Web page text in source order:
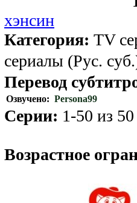
хэнсин
Категория: TV
сериалы (Рус.
Перевод
Озвучено: Persona99
Серии: 1-50 из
Возрастное